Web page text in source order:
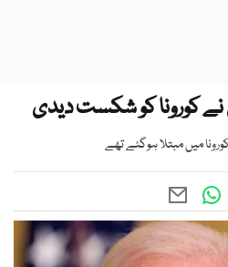
کورونا کو شکست دیدی